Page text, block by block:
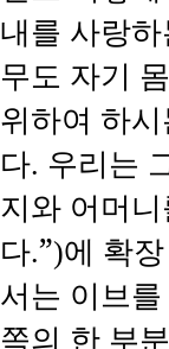
내를 사랑하
무도 자기
위하여 하시
다. 우리는
지와 어머니
다.”)에 확장
서는 이브를
쪽의 한 부